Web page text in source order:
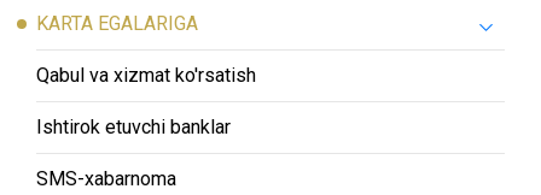
KARTA EGALARIGA
Qabul va xizmat ko'rsatish
Ishtirok etuvchi banklar
SMS-хabarnoma